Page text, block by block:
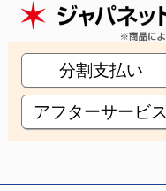
分割支払い
アフターサービス